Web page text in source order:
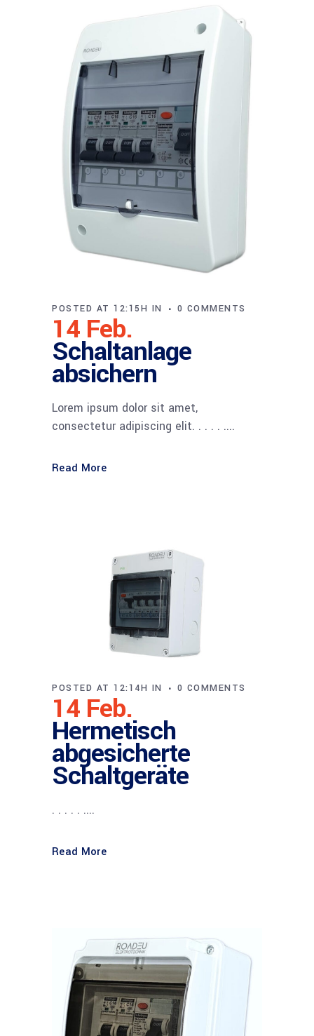
14 Feb.
Schaltanlage
absichern
POSTED AT 12:15H IN 0 COMMENTS
Lorem ipsum dolor sit amet,
consectetur adipiscing elit. . . . . ....
Read More
14 Feb.
Hermetisch
abgesicherte
Schaltgeräte
POSTED AT 12:14H IN 0 COMMENTS
. . . . . ....
Read More